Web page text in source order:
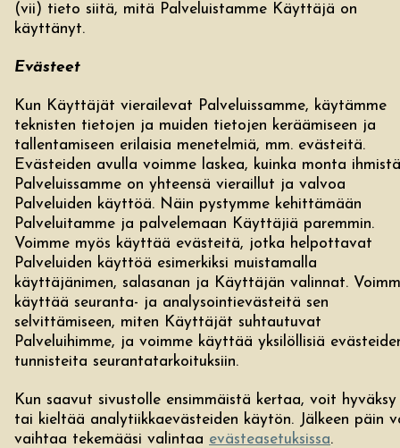
(vii) tieto siitä, mitä Palveluistamme Käyttäjä on
käyttänyt.
Evästeet
Kun Käyttäjät vierailevat Palveluissamme, käytämme
teknisten tietojen ja muiden tietojen keräämiseen ja
tallentamiseen erilaisia menetelmiä, mm. evästeitä.
Evästeiden avulla voimme laskea, kuinka monta ihmistä
Palveluissamme on yhteensä vieraillut ja valvoa
Palveluiden käyttöä. Näin pystymme kehittämään
Palveluitamme ja palvelemaan Käyttäjiä paremmin.
Voimme myös käyttää evästeitä, jotka helpottavat
Palveluiden käyttöä esimerkiksi muistamalla
käyttäjänimen, salasanan ja Käyttäjän valinnat.
käyttää seuranta- ja analysointievästeitä sen
selvittämiseen, miten Käyttäjät suhtautuvat
Palveluihimme, ja voimme käyttää yksilöllisiä
tunnisteita seurantatarkoituksiin.
Kun saavut sivustolle ensimmäistä kertaa, voit hyväksy
tai kieltää analytiikkaevästeiden käytön. Jälkeen päin
vaihtaa tekemääsi valintaa evästeasetuksissa.